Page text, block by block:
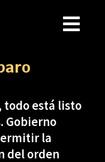
todo está listo
Gobierno
la
del orden